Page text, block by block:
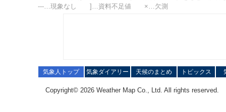
---…現象なし ]…資料不足値 ×…欠測
気象人トップ 気象ダイアリー 天候のまとめ トピックス
Copyright© 2026 Weather Map Co., Ltd. All rights reserved.